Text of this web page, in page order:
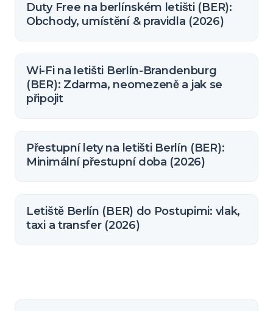
Duty Free na berlínském letišti (BER):
Obchody, umístění & pravidla (2026)
Wi-Fi na letišti Berlín-Brandenburg
(BER): Zdarma, neomezeně a jak se
připojit
Přestupní lety na letišti Berlín (BER):
Minimální přestupní doba (2026)
Letiště Berlín (BER) do Postupimi: vlak,
taxi a transfer (2026)